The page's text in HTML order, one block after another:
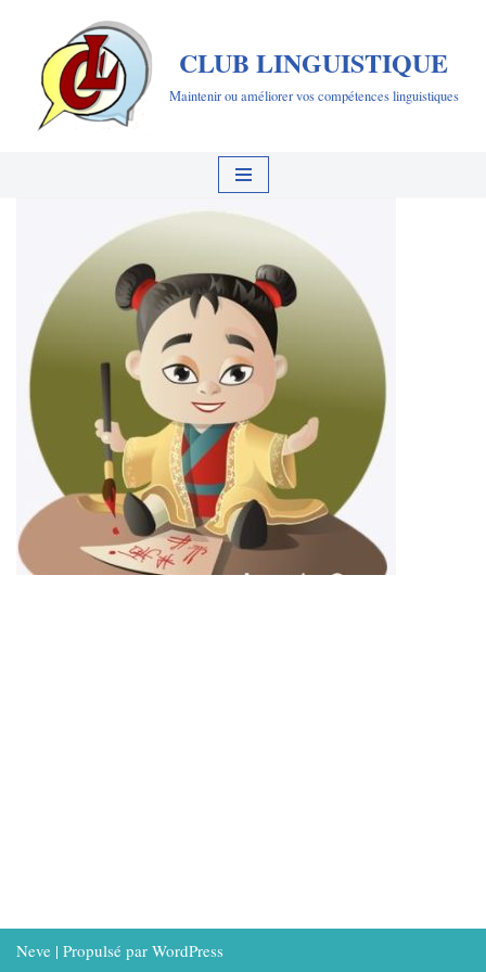
Aller
contenu
CLUB LINGUISTIQUE
Maintenir ou améliorer vos compétences linguistiques
Neve | Propulsé par WordPress